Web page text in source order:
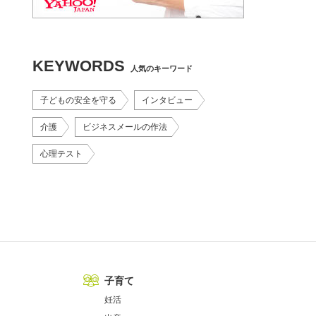
KEYWORDS 人気のキーワード
子どもの安全を守る インタビュー
介護 ビジネスメールの作法
心理テスト
子育て
妊活